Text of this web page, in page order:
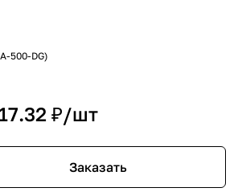
500-DG)
₽/шт
Заказать